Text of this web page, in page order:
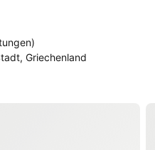
)
Griechenland